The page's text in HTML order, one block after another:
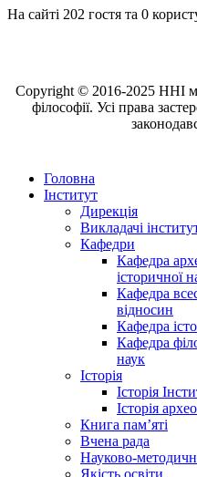
На сайті 202 гостя та 0
Copyright © 2016-2025 ННІ
філософії. Усі права
Головна
Інститут
Дирекція
Викладачі
Кафедри
Кафедра
історичної
Кафедра
відносин
Кафедра
Кафедра
наук
Історія
Історія
Історія
Книга памʼяті
Вчена рада
Науково-
Якість освіти